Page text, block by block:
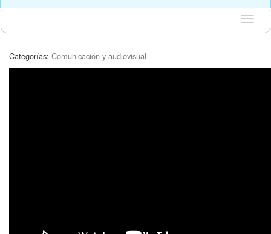
Idioma
Categorías: Comunicación y audiovisual